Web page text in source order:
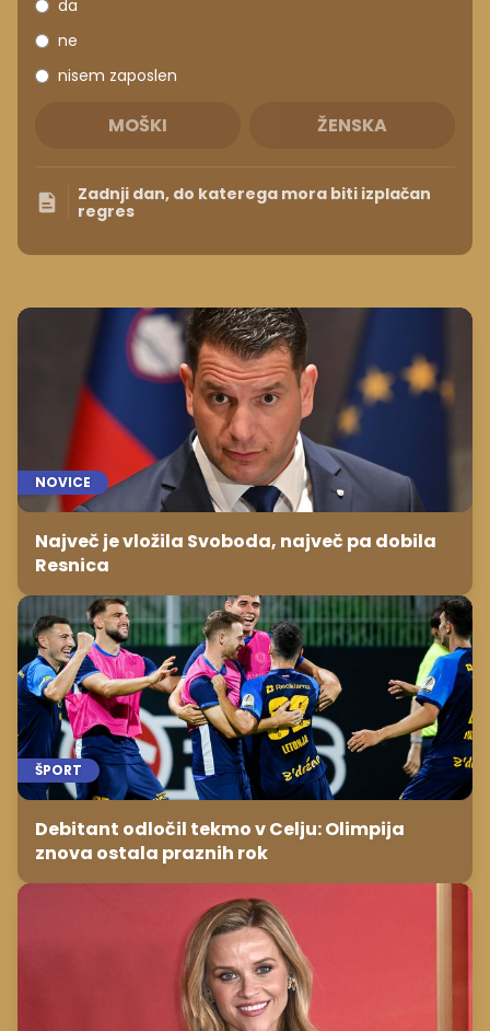
da
ne
nisem zaposlen
MOŠKI ŽENSKA
Zadnji dan, do katerega mora biti izplačan
regres
NOVICE
Največ je vložila Svoboda, največ pa dobila
Resnica
ŠPORT
Debitant odločil tekmo v Celju: Olimpija
znova ostala praznih rok